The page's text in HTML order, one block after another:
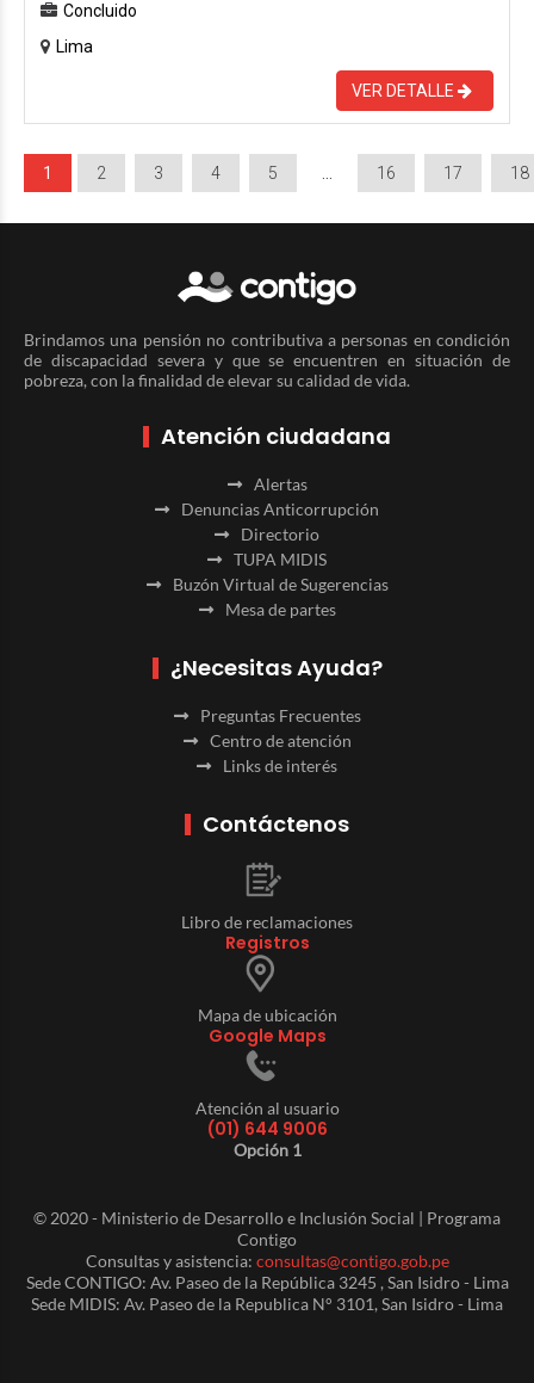
Concluido
Lima
VER DETALLE
1 2 3 4 5 16 17 18
Brindamos una pensión no contributiva a personas en condición
de discapacidad severa y que se encuentren en situación de
pobreza, con la finalidad de elevar su calidad de vida.
Atención ciudadana
Alertas
Denuncias Anticorrupción
Directorio
TUPA MIDIS
Buzón Virtual de Sugerencias
Mesa de partes
¿Necesitas Ayuda?
Preguntas Frecuentes
Centro de atención
Links de interés
Contáctenos
Libro de reclamaciones
Registros
Mapa de ubicación
Google Maps
Atención al usuario
(01) 644 9006
Opción 1
© 2020 - Ministerio de Desarrollo e Inclusión Social | Programa
Contigo
Consultas y asistencia: consultas@contigo.gob.pe
Sede CONTIGO: Av. Paseo de la República 3245 , San Isidro - Lima
Sede MIDIS: Av. Paseo de la Republica N° 3101, San Isidro - Lima